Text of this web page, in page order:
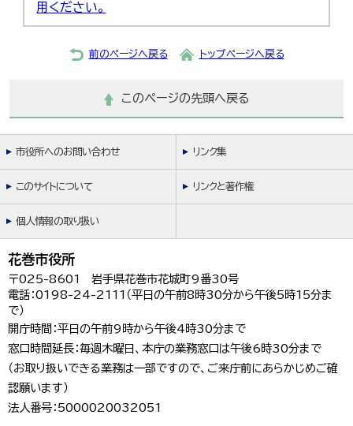
用ください。
前のページへ戻る トップページへ戻る
このページの先頭へ戻る
市役所へのお問い合わせ リンク集
このサイトについて リンクと著作権
個人情報の取り扱い
花巻市役所
〒025-8601 岩手県花巻市花城町9番30号
電話：0198-24-2111（平日の午前8時30分から午後5時15分ま
で）
開庁時間：平日の午前9時から午後4時30分まで
窓口時間延長：毎週木曜日、本庁の業務窓口は午後6時30分まで
（お取り扱いできる業務は一部ですので、ご来庁前にあらかじめご確
認願います）
法人番号：5000020032051